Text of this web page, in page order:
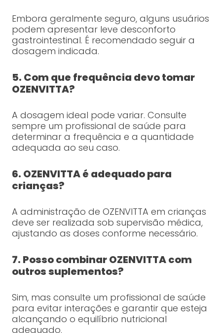
Embora geralmente seguro, alguns usuários
podem apresentar leve desconforto
gastrointestinal. É recomendado seguir a
dosagem indicada.
5. Com que frequência devo tomar
OZENVITTA?
A dosagem ideal pode variar. Consulte
sempre um profissional de saúde para
determinar a frequência e a quantidade
adequada ao seu caso.
6. OZENVITTA é adequado para
crianças?
A administração de OZENVITTA em crianças
deve ser realizada sob supervisão médica,
ajustando as doses conforme necessário.
7. Posso combinar OZENVITTA com
outros suplementos?
Sim, mas consulte um profissional de saúde
para evitar interações e garantir que esteja
alcançando o equilíbrio nutricional
adequado.